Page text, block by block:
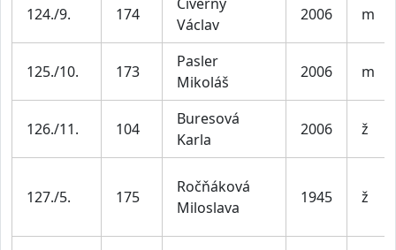
124./9. 174
Václav
2006 m
125./10. 173
Pasler
Mikoláš
2006 m
126./11. 104
Buresová
Karla
2006 ž
127./5. 175
Ročňáková
Miloslava
1945 ž